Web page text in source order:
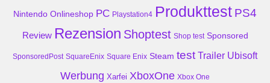
Nintendo Onlineshop PC Playstation4 Produkttest PS4
Review Rezension Shoptest Shop test Sponsored
SponsoredPost SquareEnix Square Enix Steam test Trailer Ubisoft
Werbung Xarfei XboxOne Xbox One